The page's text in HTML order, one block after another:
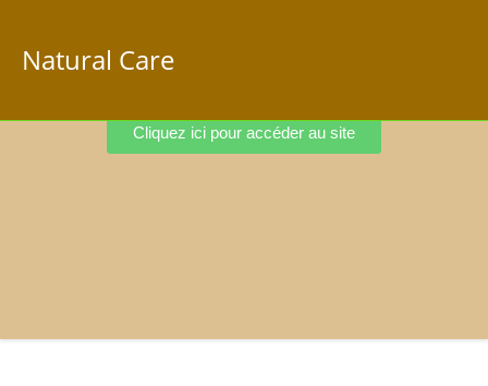
Natural Care
Cliquez ici pour accéder au site